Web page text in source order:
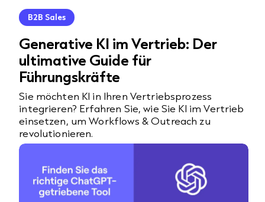
B2B Sales
Generative KI im Vertrieb: Der
ultimative Guide für
Führungskräfte
Sie möchten KI in Ihren Vertriebsprozess
integrieren? Erfahren Sie, wie Sie KI im Vertrieb
einsetzen, um Workflows & Outreach zu
revolutionieren.